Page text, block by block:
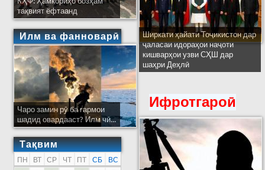
тақвият ёфтаанд
Илм ва фанноварӣ
Чаро замин рӯ ба гармои
шадид овардааст? Илм чӣ...
Тақвим
ПН ВТ СР ЧТ ПТ СБ
ВС
Ширкати ҳайати Тоҷикистон дар
ҷаласаи идораҳои наҷоти
кишварҳои узви СҲШ дар
шаҳри Деҳлӣ
Ифротгароӣ